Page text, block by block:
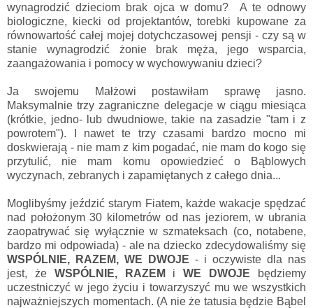
wynagrodzić dzieciom brak ojca w domu? A te odnowy
biologiczne, kiecki od projektantów, torebki kupowane za
równowartość całej mojej dotychczasowej pensji - czy są w
stanie wynagrodzić żonie brak męża, jego wsparcia,
zaangażowania i pomocy w wychowywaniu dzieci?
Ja swojemu Małżowi postawiłam sprawę jasno.
Maksymalnie trzy zagraniczne delegacje w ciągu miesiąca
(krótkie, jedno- lub dwudniowe, takie na zasadzie "tam i z
powrotem"). I nawet te trzy czasami bardzo mocno mi
doskwierają - nie mam z kim pogadać, nie mam do kogo się
przytulić, nie mam komu opowiedzieć o Bąblowych
wyczynach, zebranych i zapamiętanych z całego dnia...
Moglibyśmy jeździć starym Fiatem, każde wakacje spędzać
nad położonym 30 kilometrów od nas jeziorem, w ubrania
zaopatrywać się wyłącznie w szmateksach (co, notabene,
bardzo mi odpowiada) - ale na dziecko zdecydowaliśmy się
WSPÓLNIE, RAZEM, WE DWOJE - i oczywiste dla nas
jest, że WSPÓLNIE, RAZEM iWE DWOJE będziemy
uczestniczyć w jego życiu i towarzyszyć mu we wszystkich
najważniejszych momentach. (A nie że tatusia będzie Bąbel